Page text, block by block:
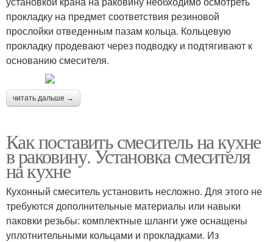
прокладку на предмет соответствия резиновой
прослойки отведенным пазам кольца. Кольцевую
прокладку продевают через подводку и подтягивают к
основанию смесителя.
читать дальше →
Как поставить смеситель на кухне
в раковину. Установка смесителя
на кухне
Кухонный смеситель установить несложно. Для этого не
требуются дополнительные материалы или навыки
паковки резьбы: комплектные шланги уже оснащены
уплотнительными кольцами и прокладками. Из